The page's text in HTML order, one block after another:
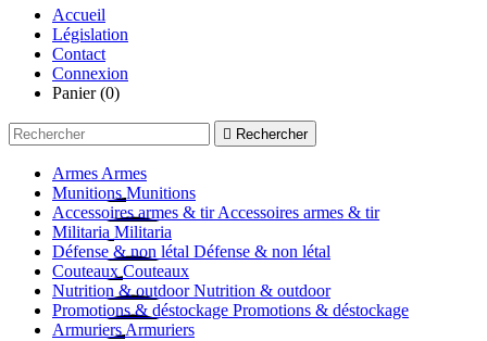
Accueil
Législation
Contact
Connexion
Panier (0)
 Rechercher
Armes Armes
Munitions Munitions
Accessoires armes & tir Accessoires armes & tir
Militaria Militaria
Défense & non létal Défense & non létal
Couteaux Couteaux
Nutrition & outdoor Nutrition & outdoor
Promotions & déstockage Promotions & déstockage
Armuriers Armuriers